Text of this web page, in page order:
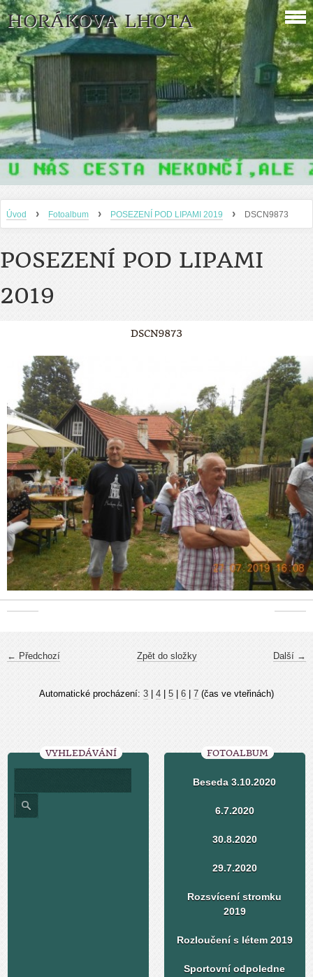
HORÁKOVA LHOTA
Úvod › Fotoalbum › POSEZENÍ POD LIPAMI 2019 › DSCN9873
POSEZENÍ POD LIPAMI
2019
DSCN9873
← Předchozí Další →
Zpět do složky
Automatické procházení: 3 4 5 6 7 (čas ve vteřinách)
VYHLEDÁVÁNÍ FOTOALBUM
Beseda 3.10.2020
6.7.2020
30.8.2020
29.7.2020
Rozsvícení stromku
2019
Rozloučení s létem 2019
Sportovní odpoledne